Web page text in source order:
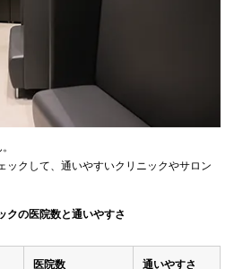
ックして、通いやすいクリニックやサロン
クの医院数と通いやすさ
医院数 通いやすさ